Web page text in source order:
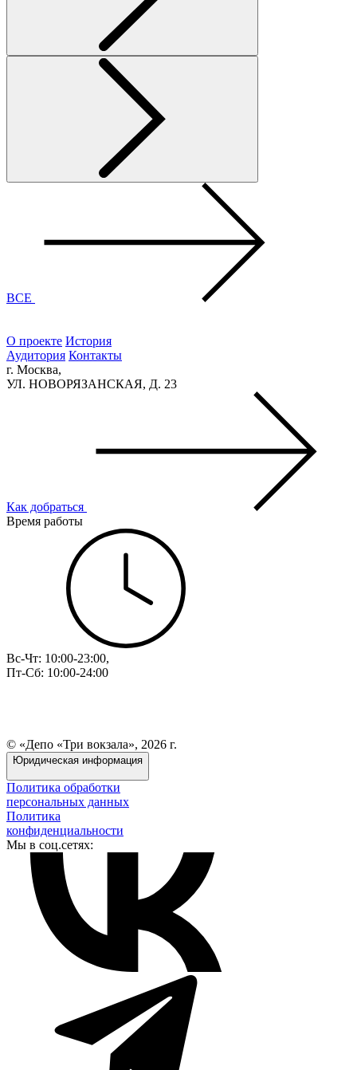
ВСЕ
О проекте История
Аудитория Контакты
г. Москва,
УЛ. НОВОРЯЗАНСКАЯ, Д. 23
Как добраться
Время работы
Вс-Чт: 10:00-23:00,
Пт-Сб: 10:00-24:00
© «Депо «Три вокзала», 2026 г.
Юридическая информация
Политика обработки
персональных данных
Политика
конфиденциальности
Мы в соц.сетях: